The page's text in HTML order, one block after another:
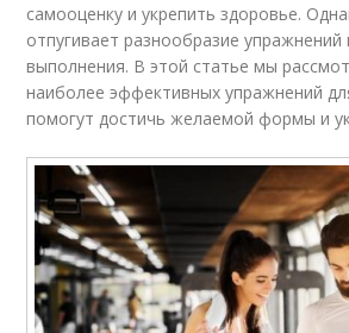
самооценку и укрепить здоровье.
отпугивает разнообразие
выполнения. В этой статье мы
наиболее эффективных упражнений
помогут достичь желаемой формы и